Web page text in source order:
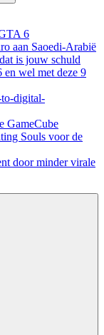
6
aan Saoedi-Arabië
is jouw schuld
en wel met deze 9
digital-
GameCube
Souls voor de
door minder virale